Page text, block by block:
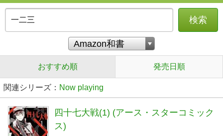
検索
おすすめ順 発売日順
関連シリーズ： Now playing
四十七大戦(1) (アース・スターコミック
ス)